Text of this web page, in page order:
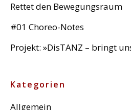
Rettet den Bewegungsraum
#01 Choreo-Notes
Projekt: »DisTANZ – bringt
Kategorien
Allgemein